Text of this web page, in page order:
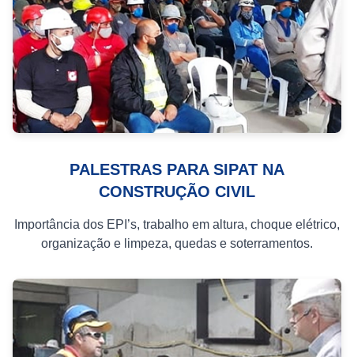
PALESTRAS PARA SIPAT NA
CONSTRUÇÃO CIVIL
Importância dos EPI’s, trabalho em altura, choque elétrico,
organização e limpeza, quedas e soterramentos.